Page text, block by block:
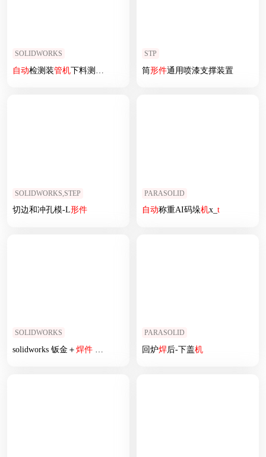
SOLIDWORKS
自动检测装管机下料测试机
STP
筒形件通用喷漆支撑装置
SOLIDWORKS,STEP
切边和冲孔模-L形件
PARASOLID
自动称重AI码垛机x_ t
SOLIDWORKS
solidworks 钣金＋焊件垃圾箱
PARASOLID
回炉焊后-下盖机